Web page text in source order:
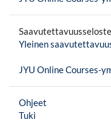
Saavutettavuusseloste
Yleinen
JYU Online Courses-
Ohjeet
Tuki